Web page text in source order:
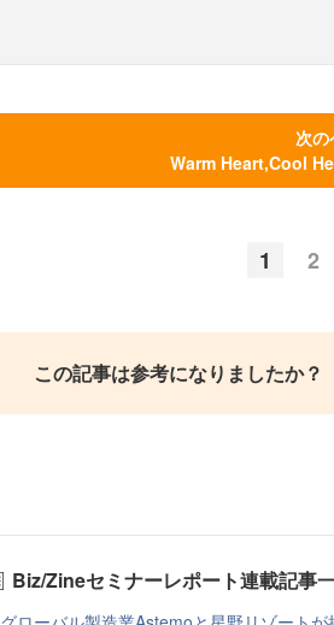
次の
Warm Heart,Cool
1 2
この記事は参考になりましたか？
Biz/Zineセミナーレポート連載記事